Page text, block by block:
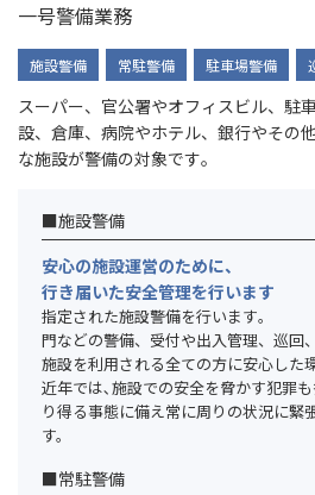
一号警備業務
施設警備 常駐警備 駐車場警備
スーパー、官公署やオフィスビル、駐
設、倉庫、病院やホテル、銀行やその
な施設が警備の対象です｡
■施設警備
安心の施設運営のために、
行き届いた安全管理を行います
指定された施設警備を行います｡
門などの警備、受付や出入管理、巡回
施設を利用される全ての方に安心した
近年では､施設での安全を脅かす犯罪
り得る事態に備え常に周りの状況に緊
す。
■常駐警備